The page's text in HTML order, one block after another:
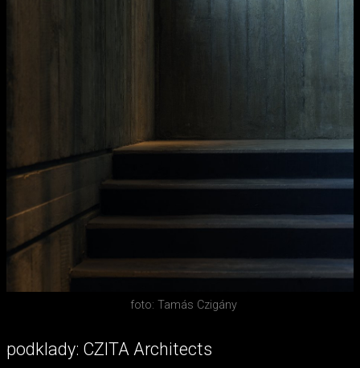
foto: Tamás Czigány
podklady: CZITA Architects